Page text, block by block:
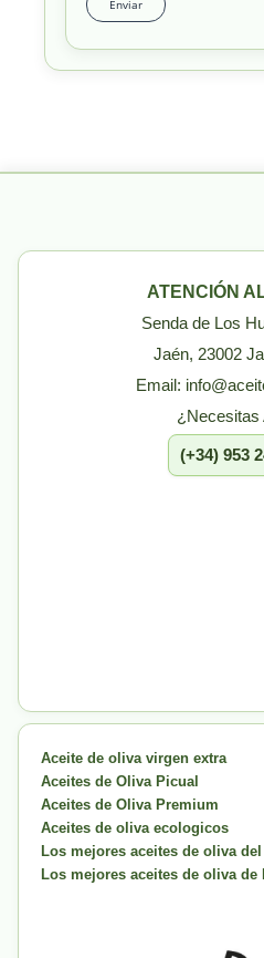
ATENCIÓN
Senda de Los
Jaén, 23002
Email:
¿Necesitas
(+34) 953
Aceite de oliva virgen extra
Aceites de Oliva Picual
Aceites de Oliva Premium
Aceites de oliva ecologicos
Los mejores aceites de oliva
Los mejores aceites de oliva de